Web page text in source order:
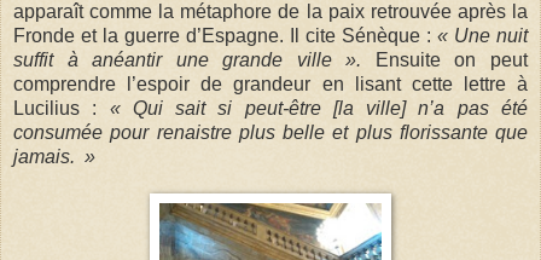
apparaît comme la métaphore de la paix retrouvée après la
Fronde et la guerre d’Espagne. Il cite Sénèque : « Une nuit
suffit à anéantir une grande ville ».
Ensuite on peut
comprendre l’espoir de grandeur en lisant cette lettre à
Lucilius : « Qui sait si peut-être [la ville] n’a pas été
consumée pour renaistre plus belle et plus florissante que
jamais. »